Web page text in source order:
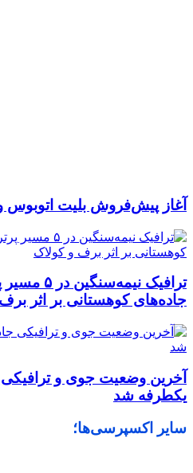
آغاز پیش‌فروش بلیت اتوبوس ویژه
ترافیک
جاده‌های کوهستانی بر اثر
آخرین وضعیت جوی و
یکطرفه شد
سایر اکسپرسی‌ها؛